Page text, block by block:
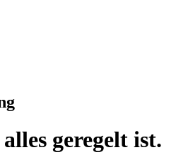
geregelt ist.